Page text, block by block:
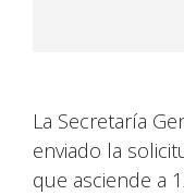
La Secretaría
enviado la
que asciende a